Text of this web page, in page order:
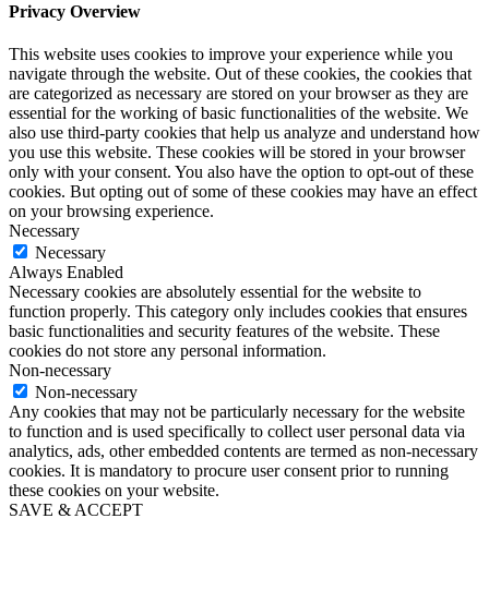
Privacy Overview
This website uses cookies to improve your experience while you
navigate through the website. Out of these cookies, the cookies that
are categorized as necessary are stored on your browser as they are
essential for the working of basic functionalities of the website. We
also use third-party cookies that help us analyze and understand how
you use this website. These cookies will be stored in your browser
only with your consent. You also have the option to opt-out of these
cookies. But opting out of some of these cookies may have an effect
on your browsing experience.
Necessary
Necessary
Always Enabled
Necessary cookies are absolutely essential for the website to
function properly. This category only includes cookies that ensures
basic functionalities and security features of the website. These
cookies do not store any personal information.
Non-necessary
Non-necessary
Any cookies that may not be particularly necessary for the website
to function and is used specifically to collect user personal data via
analytics, ads, other embedded contents are termed as non-necessary
cookies. It is mandatory to procure user consent prior to running
these cookies on your website.
SAVE & ACCEPT